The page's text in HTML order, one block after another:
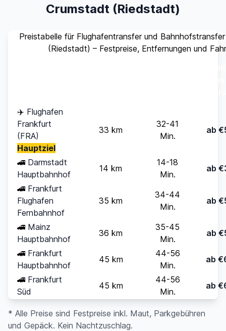
Crumstadt (Riedstadt)
Preistabelle für Flughafentransfer und
(Riedstadt) – Festpreise, Entfernungen und
✈️ Flughafen
Frankfurt
(FRA)
Hauptziel
33 km
32-41
Min.
ab
🚄 Darmstadt
Hauptbahnhof
14 km
14-18
Min.
ab
🚄 Frankfurt
Flughafen
Fernbahnhof
35 km
34-44
Min.
ab
🚄 Mainz
Hauptbahnhof
36 km
35-45
Min.
ab
🚄 Frankfurt
Hauptbahnhof
45 km
44-56
Min.
ab
🚄 Frankfurt
Süd
45 km
44-56
Min.
ab
* Alle Preise sind Festpreise inkl. Maut, Parkgebühren
und Gepäck. Kein Nachtzuschlag.